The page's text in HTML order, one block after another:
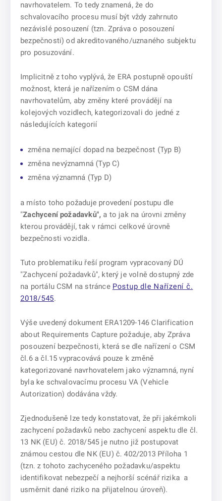
navrhovatelem. To tedy znamená, že do
schvalovacího procesu musí být vždy zahrnuto
nezávislé posouzení (tzn. Zpráva o posouzení
bezpečnosti) od akreditovaného/uznaného subjektu
pro posuzování.
Implicitně z toho vyplývá, že ERA postupně opouští
možnost, která je nařízením o CSM dána
navrhovatelům, aby změny které provádějí na
kolejových vozidlech, kategorizovali do jedné z
následujících kategorií
změna nemající dopad na bezpečnost (Typ B)
změna nevýznamná (Typ C)
změna významná (Typ D)
a místo toho požaduje provedení postupu dle
"Zachycení požadavků", a to jak na úrovni změny
kterou provádějí, tak v rámci celkové úrovně
bezpečnosti vozidla.
Tuto problematiku řeší program vypracovaný DÚ
"Zachycení požadavků", který je volně dostupný zde
na portálu CSM na stránce Postup dle Nařízení č.
2018/545.
Výše uvedený dokument ERA1209-146 Clarification
about Requirements Capture požaduje, aby Zpráva
posouzení bezpečnosti, která se dle nařízení o CSM
čl.6 a čl.15 vypracovává pouze k změně
kategorizované navrhovatelem jako významná, nyní
byla ke schvalovacímu procesu VA (Vehicle
Autorization) dodávána vždy.
Zjednodušeně lze tedy konstatovat, že při jakémkoli
zachycení požadavků nebo zachycení aspektu dle čl.
13 NK (EU) č. 2018/545 je nutno již postupovat
známou cestou dle NK (EU) č. 402/2013 Příloha 1
(tzn. z tohoto zachyceného požadavku/aspektu
identifikovat nebezpečí a nejhorší scénář rizika a
usměrnit dané riziko na přijatelnou úroveň).